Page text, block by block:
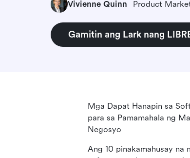
Vivienne Quinn Product
Gamitin ang Lark nang
Mga Dapat Hanapin sa
para sa Pamamahala ng
Negosyo
Ang 10 pinakamahusay na